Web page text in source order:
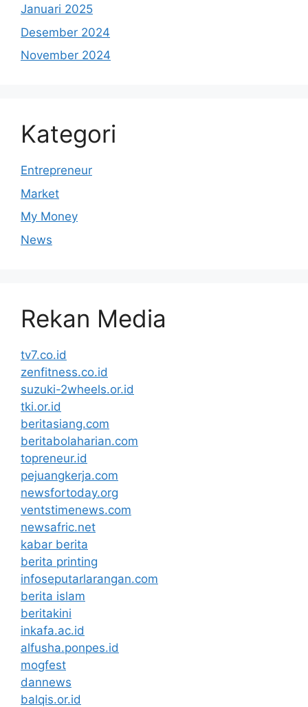
Januari 2025
Desember 2024
November 2024
Kategori
Entrepreneur
Market
My Money
News
Rekan Media
tv7.co.id
zenfitness.co.id
suzuki-2wheels.or.id
tki.or.id
beritasiang.com
beritabolaharian.com
topreneur.id
pejuangkerja.com
newsfortoday.org
ventstimenews.com
newsafric.net
kabar berita
berita printing
infoseputarlarangan.com
berita islam
beritakini
inkafa.ac.id
alfusha.ponpes.id
mogfest
dannews
balqis.or.id